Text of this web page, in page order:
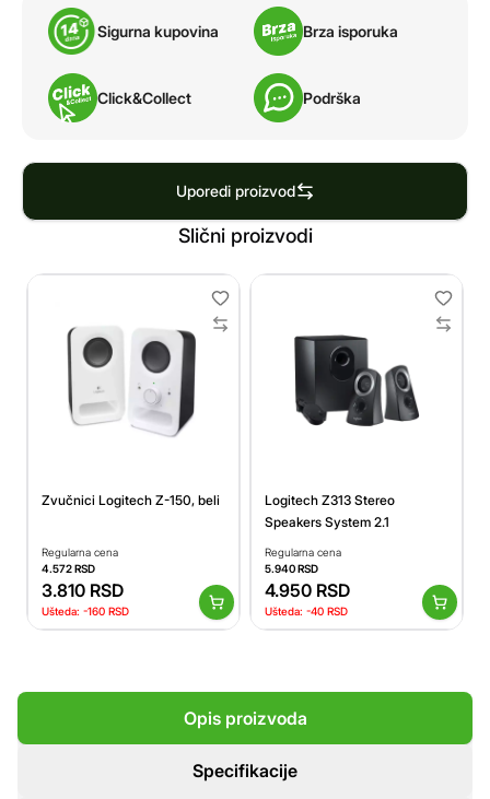
Sigurna kupovina Brza isporuka
Click&Collect Podrška
Uporedi proizvod
Slični proizvodi
Zvučnici Logitech Z-150, beli
Regularna cena
4.572RSD
3.810 RSD
Ušteda: -160 RSD
Logitech Z313 Stereo
Speakers System 2.1
Regularna cena
5.940RSD
4.950 RSD
Ušteda: -40 RSD
Opis proizvoda
Specifikacije